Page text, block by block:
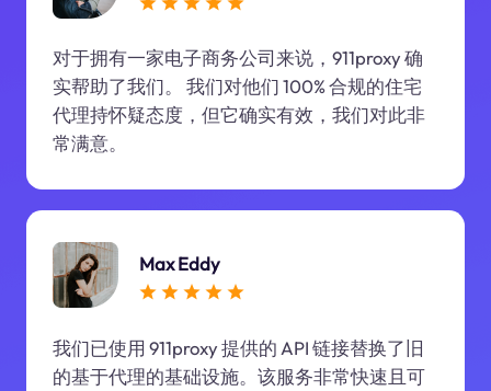
对于拥有一家电子商务公司来说，911proxy 确
实帮助了我们。 我们对他们 100% 合规的住宅
代理持怀疑态度，但它确实有效，我们对此非
常满意。
Max Eddy
我们已使用 911proxy 提供的 API 链接替换了旧
的基于代理的基础设施。该服务非常快速且可